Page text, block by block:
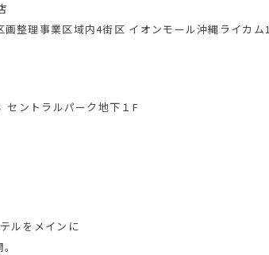
整理事業区域内4街区 イオンモール沖縄ライカム
ントラルパーク地下１F
ルをメインに